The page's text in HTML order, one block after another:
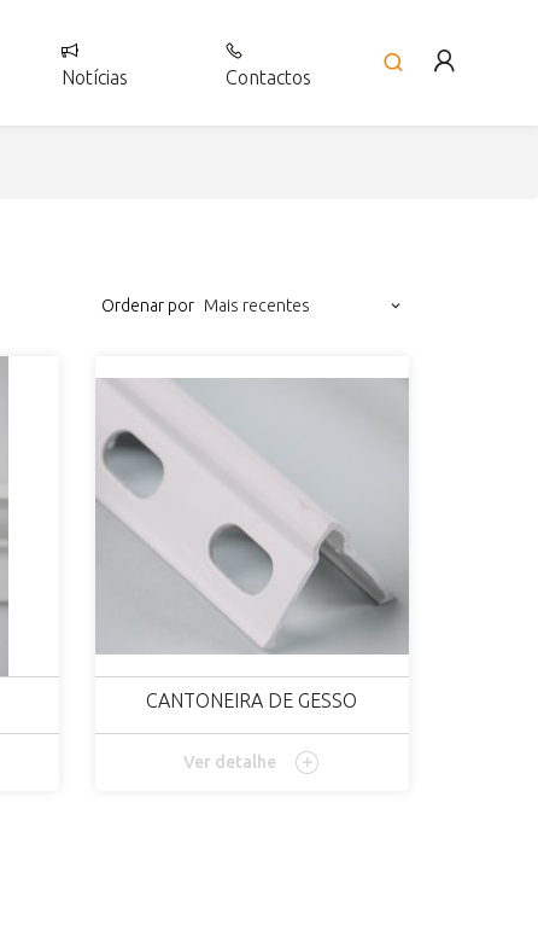
Notícias Contactos
Ordenar por Mais recentes
CANTONEIRA DE GESSO
Ver detalhe